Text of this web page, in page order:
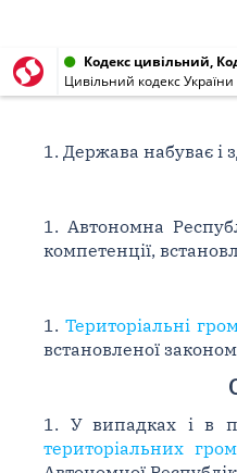
Кодекс цивільний,
Цивільний кодекс України